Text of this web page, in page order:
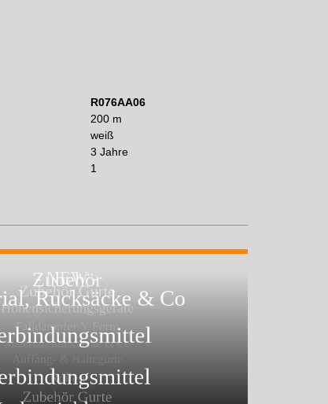
R076AA06
200 m
weiß
3 Jahre
1